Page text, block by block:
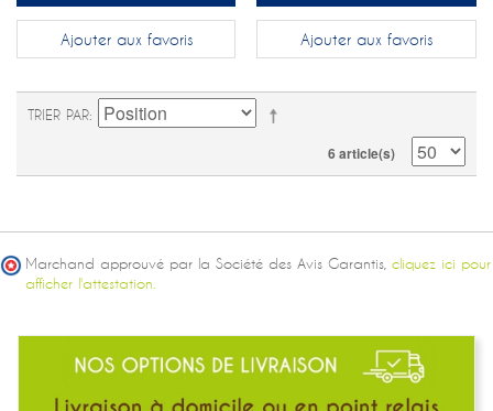
Ajouter aux favoris Ajouter aux favoris
TRIER PAR
6 article(s)
Marchand approuvé par la Société des Avis Garantis, cliquez ici pour
afficher l'attestation.